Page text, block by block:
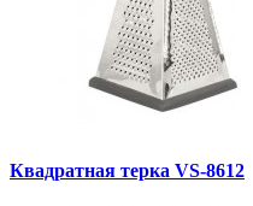
Квадратная терка VS-8612